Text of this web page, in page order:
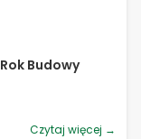
Budowy
Czytaj więcej →